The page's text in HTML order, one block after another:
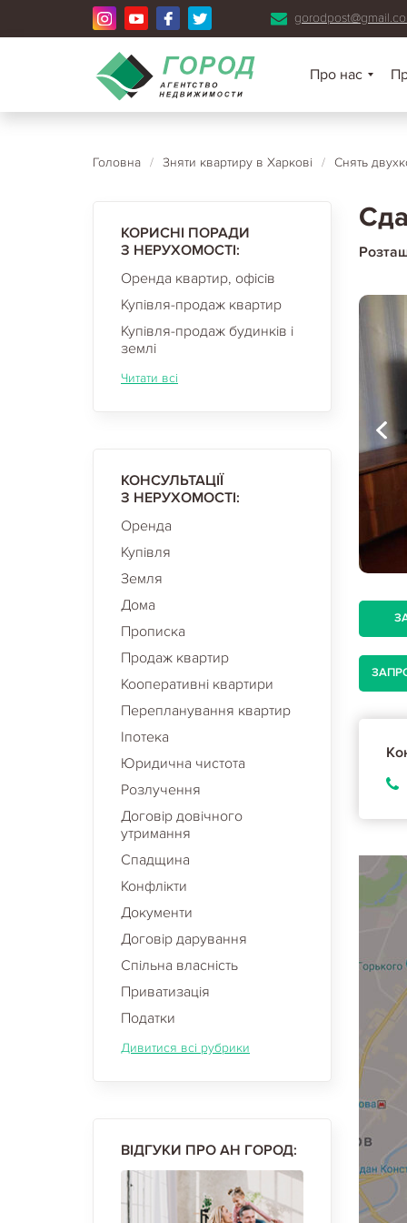
Про нас
Головна / Зняти квартиру в Харкові / Снять
КОРИСНІ ПОРАДИ
З НЕРУХОМОСТІ:
Оренда квартир, офісів
Купівля-продаж квартир
Купівля-продаж будинків і
землі
Читати всі
КОНСУЛЬТАЦІЇ
З НЕРУХОМОСТІ:
Оренда
Купівля
Земля
Дома
Прописка
Продаж квартир
Кооперативні квартири
Перепланування квартир
Іпотека
Юридична чистота
Розлучення
Договір довічного
утримання
Спадщина
Конфлікти
Документи
Договір дарування
Спільна власність
Приватизація
Податки
Дивитися всі рубрики
ВІДГУКИ ПРО АН ГОРОД: